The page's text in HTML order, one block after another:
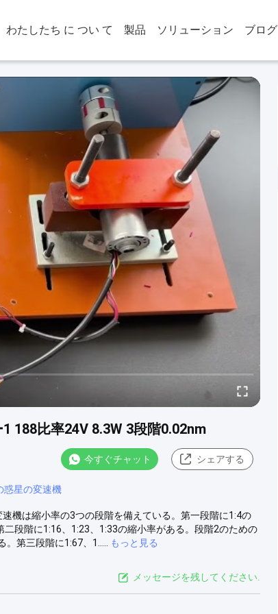
わたしたち に つい て 製品 ソリューション ブログ
188比率24V 8.3W 3段階0.02nm
今すぐチャット シェアする
惑星の変速機
機は縮小率の3つの段階を備えている。第一段階に1:4の
段階に1:16、1:23、1:33の縮小率がある。段階2のための
第三段階に1:67、1.....
もっと見る
メッセージを残してください.